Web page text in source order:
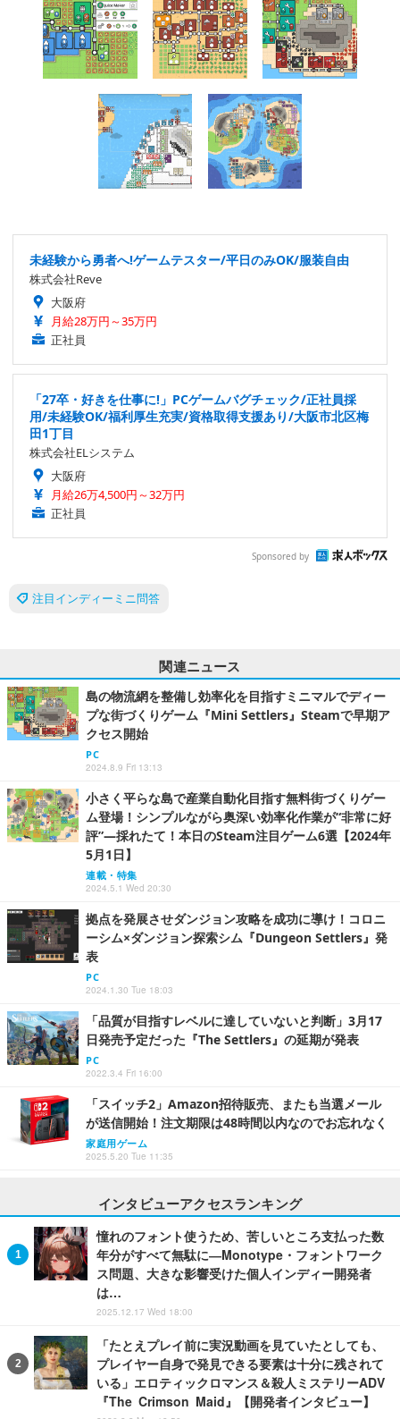
未経験から勇者へ!ゲームテスター/平日のみOK/服装自由
株式会社Reve
大阪府
月給28万円～35万円
正社員
「27卒・好きを仕事に!」PCゲームバグチェック/正社員採
用/未経験OK/福利厚生充実/資格取得支援あり/大阪市北区梅
田1丁目
株式会社ELシステム
大阪府
月給26万4,500円～32万円
正社員
Sponsored by
注目インディーミニ問答
関連ニュース
島の物流網を整備し効率化を目指すミニマルでディー
プな街づくりゲーム『Mini Settlers』Steamで早期ア
クセス開始
PC
2024.8.9 Fri 13:13
小さく平らな島で産業自動化目指す無料街づくりゲー
ム登場！シンプルながら奥深い効率化作業が“非常に好
評”―採れたて！本日のSteam注目ゲーム6選【2024年
5月1日】
連載・特集
2024.5.1 Wed 20:30
拠点を発展させダンジョン攻略を成功に導け！コロニ
ーシム×ダンジョン探索シム『Dungeon Settlers』発
表
PC
2024.1.30 Tue 18:03
「品質が目指すレベルに達していないと判断」3月17
日発売予定だった『The Settlers』の延期が発表
PC
2022.3.4 Fri 16:00
「スイッチ2」Amazon招待販売、またも当選メール
が送信開始！注文期限は48時間以内なのでお忘れなく
家庭用ゲーム
2025.5.20 Tue 11:35
インタビューアクセスランキング
憧れのフォント使うため、苦しいところ支払った数
年分がすべて無駄に―Monotype・フォントワーク
ス問題、大きな影響受けた個人インディー開発者
は…
2025.12.17 Wed 18:00
「たとえプレイ前に実況動画を見ていたとしても、
プレイヤー自身で発見できる要素は十分に残されて
いる」エロティックロマンス＆殺人ミステリーADV
『The Crimson Maid』【開発者インタビュー】